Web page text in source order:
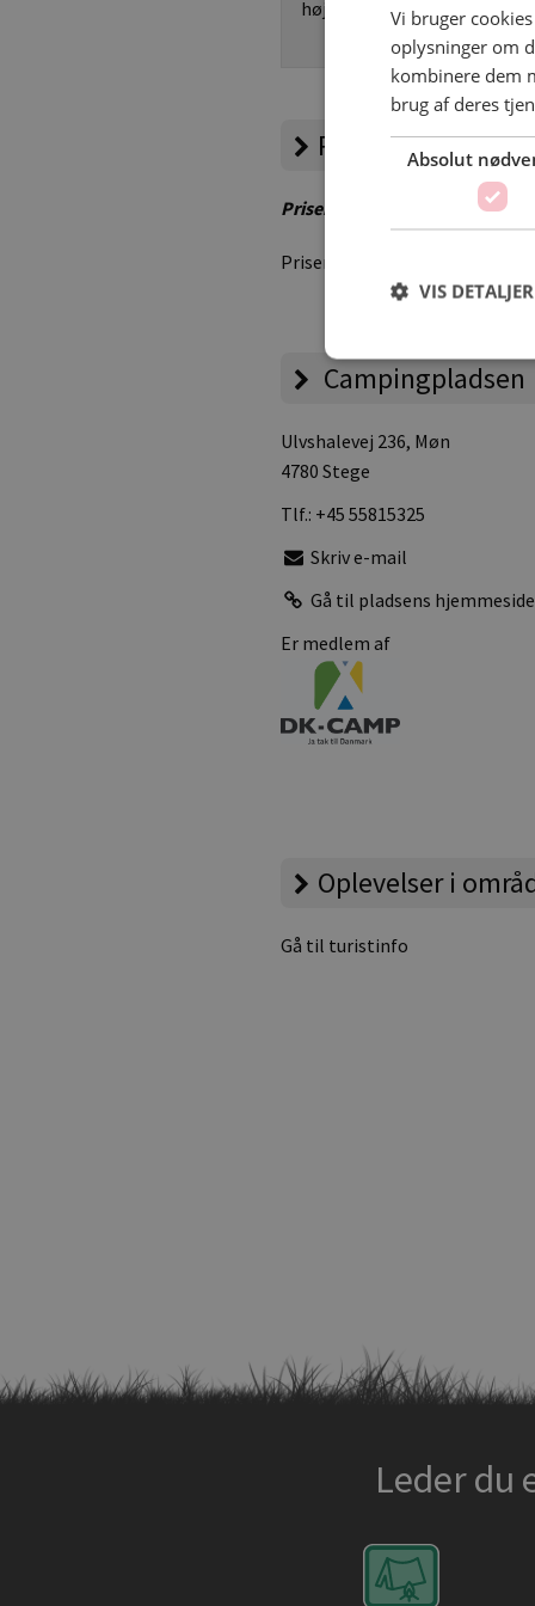
højsæsonen max. 5 km. fra
Priser
Priser er vejledende – besøg
Priser er ikke oplyst.
Campingpladsen
Ulvshalevej 236, Møn
4780 Stege
Tlf.: +45 55815325
Skriv e-mail
Gå til pladsens hjemmeside
Er medlem af
Oplevelser i
Gå til turistinfo
Leder du
Vi bruger
oplysninger om
kombinere dem
brug af deres
Absolut
VIS DETALJER